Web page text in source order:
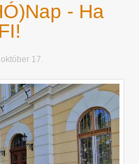
- Ha
17.